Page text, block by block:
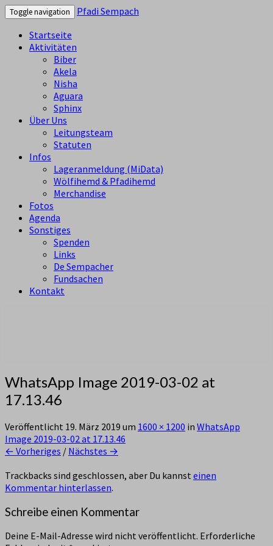
Toggle navigation
Pfadi Sempach
Startseite
Aktivitäten
Biber
Akela
Nisha
Aguara
Sphinx
Über Uns
Leitungsteam
Statuten
Infos
Lageranmeldung (MiData)
Wölfihemd & Pfadihemd
Merchandise
Fotos
Agenda
Sonstiges
Spenden
Links
De Sempacher
Fundsachen
Kontakt
WhatsApp Image 2019-03-02 at
17.13.46
Veröffentlicht 19. März 2019 um 1600 × 1200 in WhatsApp
Image 2019-03-02 at 17.13.46
← Vorheriges / Nächstes →
Trackbacks sind geschlossen, aber Du kannst einen
Kommentar hinterlassen.
Schreibe einen Kommentar
Deine E-Mail-Adresse wird nicht veröffentlicht. Erforderliche